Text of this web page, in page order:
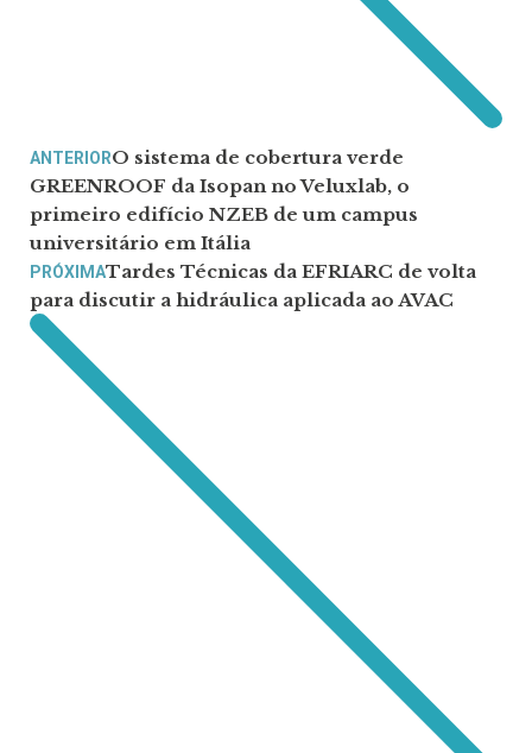
ANTERIORO sistema de cobertura verde
GREENROOF da Isopan no Veluxlab, o
primeiro edifício NZEB de um campus
universitário em Itália
PRÓXIMATardes Técnicas da EFRIARC de volta
para discutir a hidráulica aplicada ao AVAC